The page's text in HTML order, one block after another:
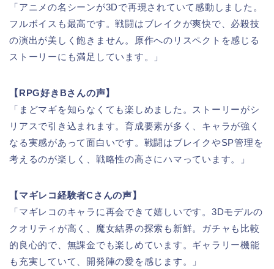
「アニメの名シーンが3Dで再現されていて感動しました。
フルボイスも最高です。戦闘はブレイクが爽快で、必殺技
の演出が美しく飽きません。原作へのリスペクトを感じる
ストーリーにも満足しています。」
【RPG好きBさんの声】
「まどマギを知らなくても楽しめました。ストーリーがシ
リアスで引き込まれます。育成要素が多く、キャラが強く
なる実感があって面白いです。戦闘はブレイクやSP管理を
考えるのが楽しく、戦略性の高さにハマっています。」
【マギレコ経験者Cさんの声】
「マギレコのキャラに再会できて嬉しいです。3Dモデルの
クオリティが高く、魔女結界の探索も新鮮。ガチャも比較
的良心的で、無課金でも楽しめています。ギャラリー機能
も充実していて、開発陣の愛を感じます。」